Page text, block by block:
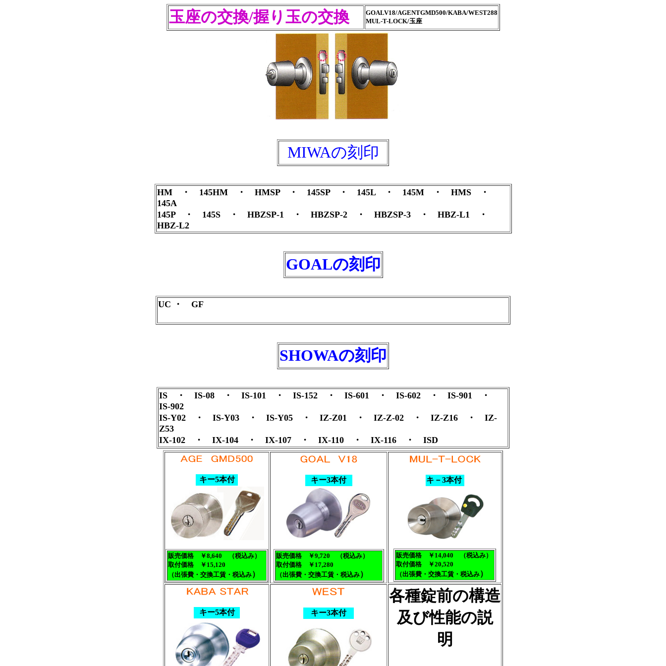
玉座の交換/握り玉の交換
GOALV18/AGENTGMD500/KABA/WEST288
MUL-T-LOCK/玉座
MIWAの刻印
HM ・ 145HM ・ HMSP ・ 145SP ・ 145L ・ 145M ・ HMS ・
145A
145P ・ 145S ・ HBZSP-1 ・ HBZSP-2 ・ HBZSP-3 ・ HBZ-L1 ・
HBZ-L2
GOALの刻印
UC ・ GF
SHOWAの刻印
IS ・ IS-08 ・ IS-101 ・ IS-152 ・ IS-601 ・ IS-602 ・ IS-901 ・
IS-902
IS-Y02 ・ IS-Y03 ・ IS-Y05 ・ IZ-Z01 ・ IZ-Z-02 ・ IZ-Z16 ・ IZ-
Z53
IX-102 ・ IX-104 ・ IX-107 ・ IX-110 ・ IX-116 ・ ISD
キー5本付
販売価格 ￥8,640 （税込み）
取付価格 ￥15,120
（出張費・交換工賃・税込み）
キー3本付
販売価格 ￥9,720 （税込み）
取付価格 ￥17,280
（出張費・交換工賃・税込み）
キ－3本付
販売価格 ￥14,040 （税込み）
取付価格 ￥20,520
（出張費・交換工賃・税込み）
キー5本付 キー3本付
各種錠前の構造
及び性能の説
明